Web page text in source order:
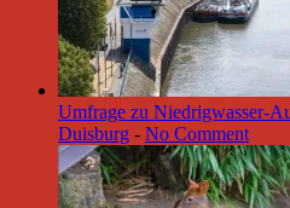
Umfrage zu Niedrigwasser-
Duisburg - No Comment